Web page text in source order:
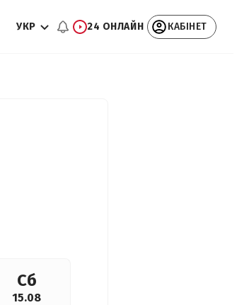
УКР 24 ОНЛАЙН КАБІНЕТ
Сб
15.08